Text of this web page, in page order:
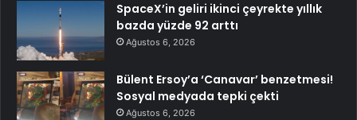
SpaceX’in geliri ikinci çeyrekte yıllık
bazda yüzde 92 arttı
Ağustos 6, 2026
Bülent Ersoy’a ‘Canavar’ benzetmesi!
Sosyal medyada tepki çekti
Ağustos 6, 2026